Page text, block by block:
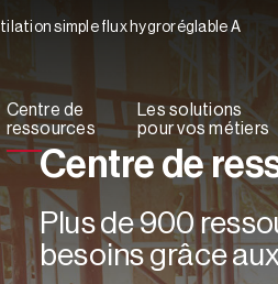
Centre de
ressources
Les solutions
pour vos métiers
simple flux hygroréglable A
Centre de
Plus de 900
besoins grâce